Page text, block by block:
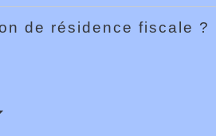
de résidence fiscale ?